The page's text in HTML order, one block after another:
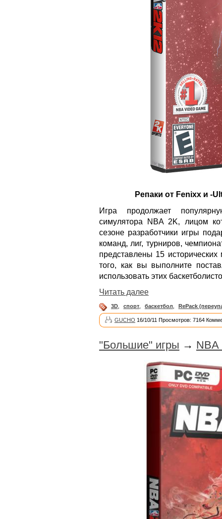
Репаки от Fenixx и -
Игра продолжает
симулятора NBA 2K, лицом
сезоне разработчики игры
команд, лиг, турниров,
представлены 15
того, как вы выполните
использовать этих
Читать далее
3D, спорт, баскетбол, RePack
GUCHO 16/10/11 Просмотров: 7164
"Большие" игры → NBA